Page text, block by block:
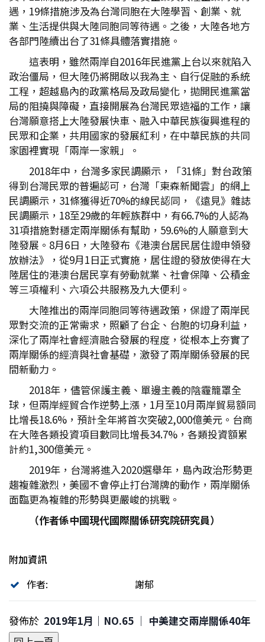
遇，19條措施涉及為台灣同胞在大陸學習、創業、就
業、生活提供與大陸同胞同等待遇。之後，大陸各地方
各部門陸續出台了31條具體落實措施。
這表明，雖然兩岸自2016年民進黨上台以來就陷入
政治僵局，但大陸仍將開啟以我為主、自行促融的系統
工程，超越島內的政黨格局及政局變化，拋開民進黨當
局的阻撓與障礙，直接開展為台灣民眾造福的工作，讓
台灣願意搭上大陸發展快車、融入中華民族復興進程的
民眾和企業，共用國家的發展紅利，在中華民族的共同
家園裡實現「兩岸一家親」。
2018年中，台灣多家民調顯示，「31條」對台政策
得到台灣民眾的普遍認可，台灣「東森新聞雲」的網上
民調顯示，31條獲得近70%的線民認同，《遠見》雜誌
民調顯示，18至29歲的年輕族群中，有66.7%的人認為
31項措施對穩定兩岸關係有幫助，59.6%的人願意到大
陸發展。8月6日，大陸發布《港澳台居民居住證申領發
放辦法》，從9月1日正式實施，居住證的發放使得在大
陸居住的港澳台居民享有勞動就業、社會保障、公積金
等三項權利、六項公共服務及九大便利。
大陸推出的兩岸同胞同等待遇政策，保證了兩岸民
眾對交流的正常需求，照顧了台企、台胞的切身利益，
深化了兩岸社會經濟融合發展的程度，從根本上夯實了
兩岸關係的經濟與社會基礎，激發了兩岸關係發展的民
間新動力。
2018年，儘管保護主義、單邊主義的陰霾籠罩全
球，但兩岸經貿合作逆勢上漲，1月至10月兩岸貿易額同
比增長18.6%，預計全年將首次突破2,000億美元。台商
在大陸各類投資項目數同比增長34.7%，各類投資額累
計約1,300億美元。
2019年，台灣將進入2020選舉年，島內政治形勢更
趨複雜激烈，美國不會停止打台灣牌的動作，兩岸關係
面臨更為複雜的形勢與更嚴峻的挑戰。
（作者係中國現代國際關係研究院研究員）
附加資訊
作者:
謝郁
發佈於 2019年1月｜NO.65 │ 中美建交兩岸關係40年